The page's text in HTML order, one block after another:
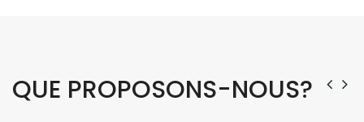
QUE PROPOSONS-NOUS?